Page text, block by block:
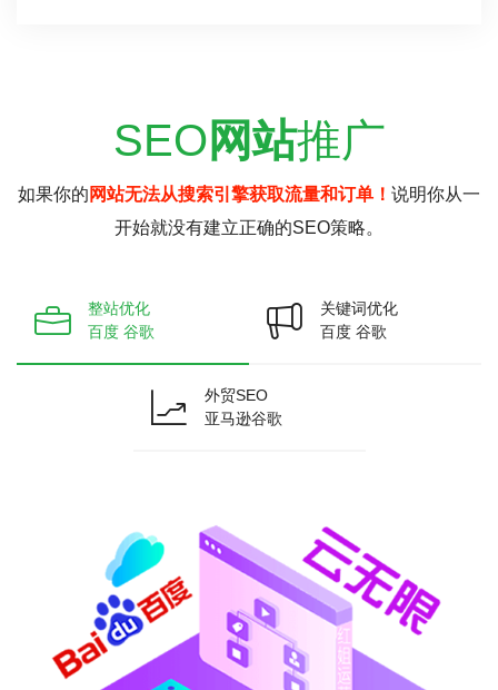
SEO 网站推广
如果你的 网站无法从搜索引擎获取流量和订单！ 说明你从一
开始就没有建立正确的SEO策略。
整站优化
百度 谷歌
关键词优化
百度 谷歌
外贸SEO
亚马逊谷歌